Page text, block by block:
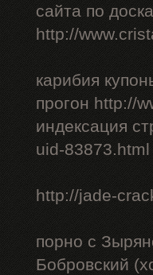
сайта по
http://
карибия
прогон http://
индексация
uid-83873.html
http://jade-
порно с
Бобровский